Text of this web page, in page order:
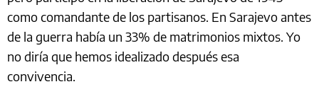
como comandante de los partisanos. En Sarajevo antes
de la guerra había un 33% de matrimonios mixtos. Yo
no diría que hemos idealizado después esa
convivencia.